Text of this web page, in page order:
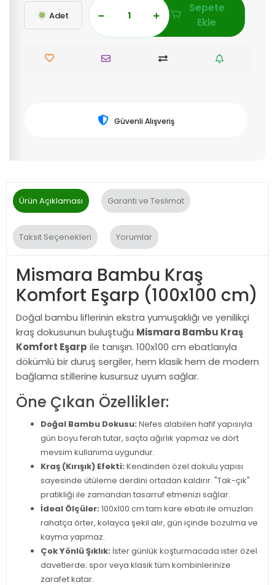
Adet
Sepete
Ekle
Güvenli Alışveriş
Ürün Açıklaması Garanti ve Teslimat
Taksit Seçenekleri Yorumlar
Mismara Bambu Kraş
Komfort Eşarp (100x100 cm)
Doğal bambu liflerinin ekstra yumuşaklığı ve yenilikçi
kraş dokusunun buluştuğu Mismara Bambu Kraş
Komfort Eşarp ile tanışın. 100x100 cm ebatlarıyla
dökümlü bir duruş sergiler, hem klasik hem de modern
bağlama stillerine kusursuz uyum sağlar.
Öne Çıkan Özellikler:
Doğal Bambu Dokusu: Nefes alabilen hafif yapısıyla
gün boyu ferah tutar, saçta ağırlık yapmaz ve dört
mevsim kullanıma uygundur.
Kraş (Kırışık) Efekti: Kendinden özel dokulu yapısı
sayesinde ütüleme derdini ortadan kaldırır. "Tak-çık"
pratikliği ile zamandan tasarruf etmenizi sağlar.
İdeal Ölçüler: 100x100 cm tam kare ebatı ile omuzları
rahatça örter, kolayca şekil alır, gün içinde bozulma ve
kayma yapmaz.
Çok Yönlü Şıklık: İster günlük koşturmacada ister özel
davetlerde; spor veya klasik tüm kombinlerinize
zarafet katar.